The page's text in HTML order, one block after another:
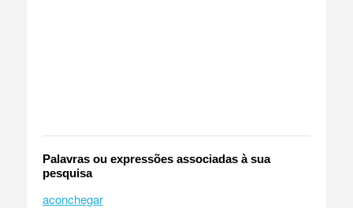
Palavras ou expressões associadas à sua
pesquisa
aconchegar